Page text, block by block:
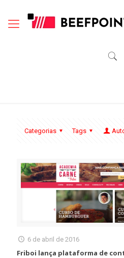
Categorias Tags
6 de abril de 2016
Friboi lança plataforma de